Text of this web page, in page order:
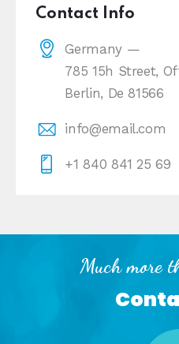
Contact Info
Germany —
785 15h Street,
Berlin, De 81566
info@email.com
+1 840 841 25 69
Much more